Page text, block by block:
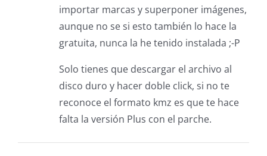
importar marcas y superponer imágenes,
aunque no se si esto también lo hace la
gratuita, nunca la he tenido instalada ;-P
Solo tienes que descargar el archivo al
disco duro y hacer doble click, si no te
reconoce el formato kmz es que te hace
falta la versión Plus con el parche.